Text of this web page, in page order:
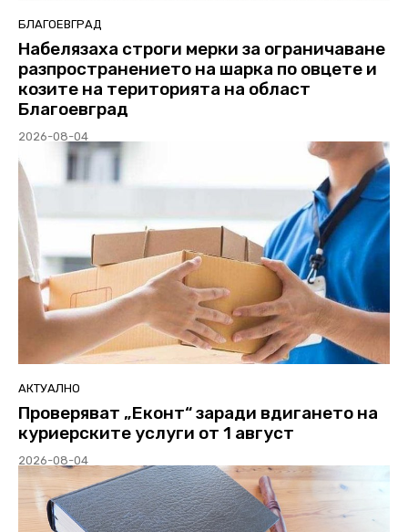
БЛАГОЕВГРАД
Набелязаха строги мерки за ограничаване
разпространението на шарка по овцете и
козите на територията на област
Благоевград
2026-08-04
АКТУАЛНО
Проверяват „Еконт“ заради вдигането на
куриерските услуги от 1 август
2026-08-04